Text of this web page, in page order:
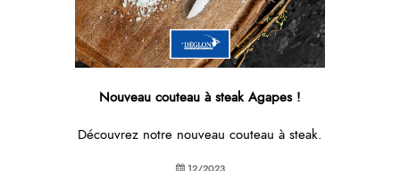
Nouveau couteau à steak Agapes !
Découvrez notre nouveau couteau à steak.